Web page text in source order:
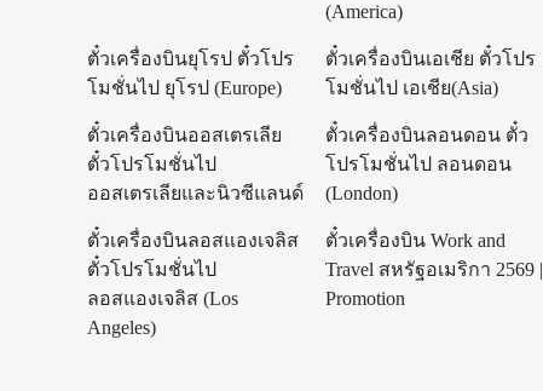
(America)
ตั๋วเครื่องบินยุโรป ตั๋วโปร
โมชั่นไป ยุโรป (Europe)
ตั๋วเครื่องบินเอเชีย ตั๋วโปร
โมชั่นไป เอเชีย(Asia)
ตั๋วเครื่องบินออสเตรเลีย
ตั๋วโปรโมชั่นไป
ออสเตรเลียและนิวซีแลนด์
ตั๋วเครื่องบินลอนดอน ตั๋ว
โปรโมชั่นไป ลอนดอน
(London)
ตั๋วเครื่องบินลอสแองเจลิส
ตั๋วโปรโมชั่นไป
ลอสแองเจลิส (Los
Angeles)
ตั๋วเครื่องบิน Work and
Travel สหรัฐอเมริกา 2569 |
Promotion